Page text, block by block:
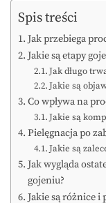
Spis treści
Jak przebiega
Jakie są etapy
Jak długo
Jakie są
Co wpływa na
Jakie są
Pielęgnacja po
Jakie są
Jak wygląda
gojeniu?
Jakie są różnice